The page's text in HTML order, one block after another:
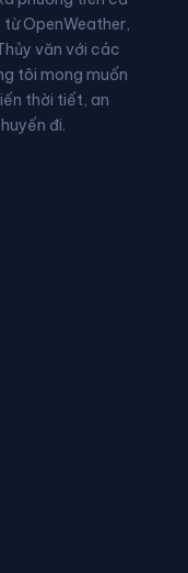
Hanh
Lộc
Đô
OpenWeather,
văn với các
tôi mong muốn
thời tiết, an
đi.